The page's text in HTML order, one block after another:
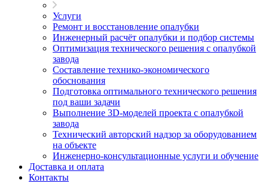
Услуги
Ремонт и восстановление опалубки
Инженерный расчёт опалубки и подбор системы
Оптимизация технического решения с опалубкой
завода
Составление технико-экономического
обоснования
Подготовка оптимального технического решения
под ваши задачи
Выполнение 3D-моделей проекта с опалубкой
завода
Технический авторский надзор за оборудованием
на объекте
Инженерно-консультационные услуги и обучение
Доставка и оплата
Контакты